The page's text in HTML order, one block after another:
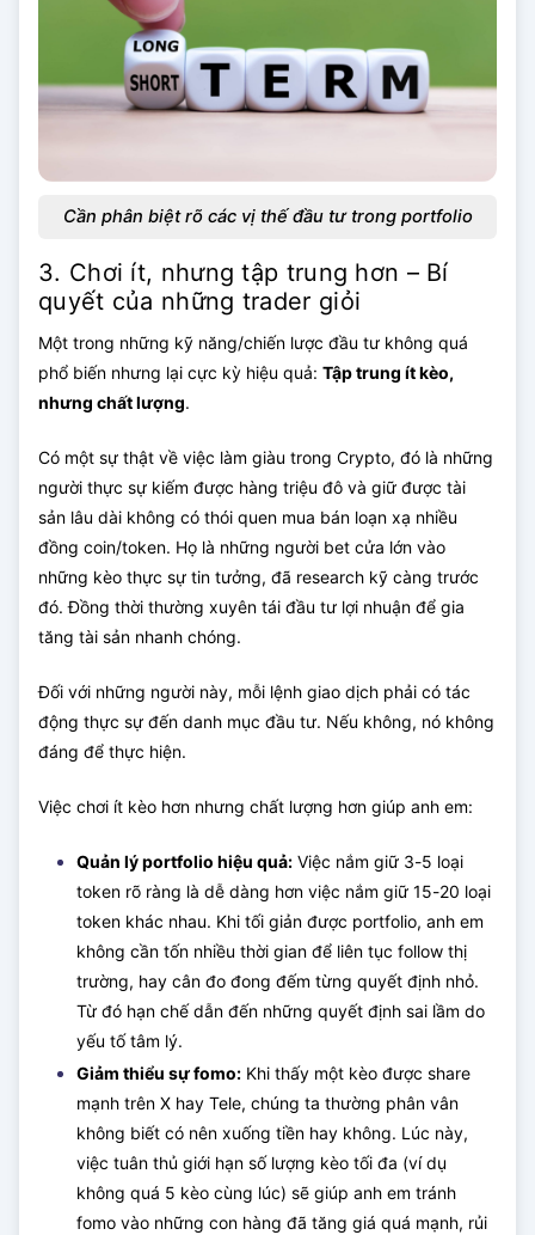
Cần phân biệt rõ các vị thế đầu tư trong portfolio
3. Chơi ít, nhưng tập trung hơn – Bí
quyết của những trader giỏi
Một trong những kỹ năng/chiến lược đầu tư không quá
phổ biến nhưng lại cực kỳ hiệu quả: Tập trung ít kèo,
nhưng chất lượng.
Có một sự thật về việc làm giàu trong Crypto, đó là những
người thực sự kiếm được hàng triệu đô và giữ được tài
sản lâu dài không có thói quen mua bán loạn xạ nhiều
đồng coin/token. Họ là những người bet cửa lớn vào
những kèo thực sự tin tưởng, đã research kỹ càng trước
đó. Đồng thời thường xuyên tái đầu tư lợi nhuận để gia
tăng tài sản nhanh chóng.
Đối với những người này, mỗi lệnh giao dịch phải có tác
động thực sự đến danh mục đầu tư. Nếu không, nó không
đáng để thực hiện.
Việc chơi ít kèo hơn nhưng chất lượng hơn giúp anh em:
Quản lý portfolio hiệu quả: Việc nắm giữ 3-5 loại
token rõ ràng là dễ dàng hơn việc nắm giữ 15-20 loại
token khác nhau. Khi tối giản được portfolio, anh em
không cần tốn nhiều thời gian để liên tục follow thị
trường, hay cân đo đong đếm từng quyết định nhỏ.
Từ đó hạn chế dẫn đến những quyết định sai lầm do
yếu tố tâm lý.
Giảm thiểu sự fomo: Khi thấy một kèo được share
mạnh trên X hay Tele, chúng ta thường phân vân
không biết có nên xuống tiền hay không. Lúc này,
việc tuân thủ giới hạn số lượng kèo tối đa (ví dụ
không quá 5 kèo cùng lúc) sẽ giúp anh em tránh
fomo vào những con hàng đã tăng giá quá mạnh, rủi